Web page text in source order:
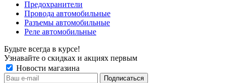
Предохранители
Провода автомобильные
Разъемы автомобильные
Реле автомобильные
Будьте всегда в курсе!
Узнавайте о скидках и акциях первым
Новости магазина